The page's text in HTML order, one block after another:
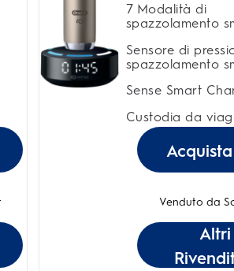
7 Modalità di
spazzolamento
Sensore di
spazzolamento
Sense Smart
Custodia da
Venduto da
Altri